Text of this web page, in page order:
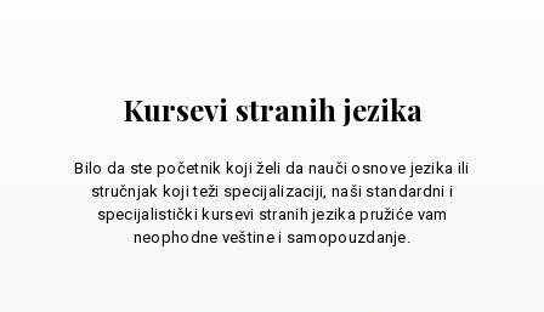
Kursevi stranih jezika
Bilo da ste početnik koji želi da nauči osnove jezika ili
stručnjak koji teži specijalizaciji, naši standardni i
specijalistički kursevi stranih jezika pružiće vam
neophodne veštine i samopouzdanje.